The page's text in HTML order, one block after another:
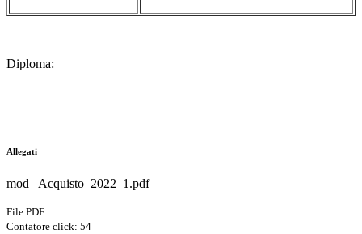
Diploma:
Allegati
mod_ Acquisto_2022_1.pdf
File PDF
Contatore click: 54